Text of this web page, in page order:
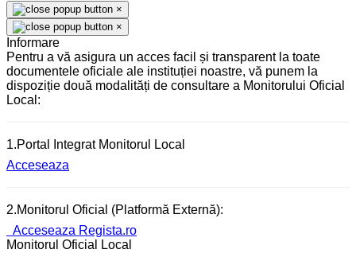
×
×
Informare
Pentru a vă asigura un acces facil și transparent la toate
documentele oficiale ale instituției noastre, vă punem la
dispoziție două modalități de consultare a Monitorului Oficial
Local:
1.Portal Integrat Monitorul Local
Acceseaza
2.Monitorul Oficial (Platformă Externă):
Acceseaza Regista.ro
Monitorul Oficial Local